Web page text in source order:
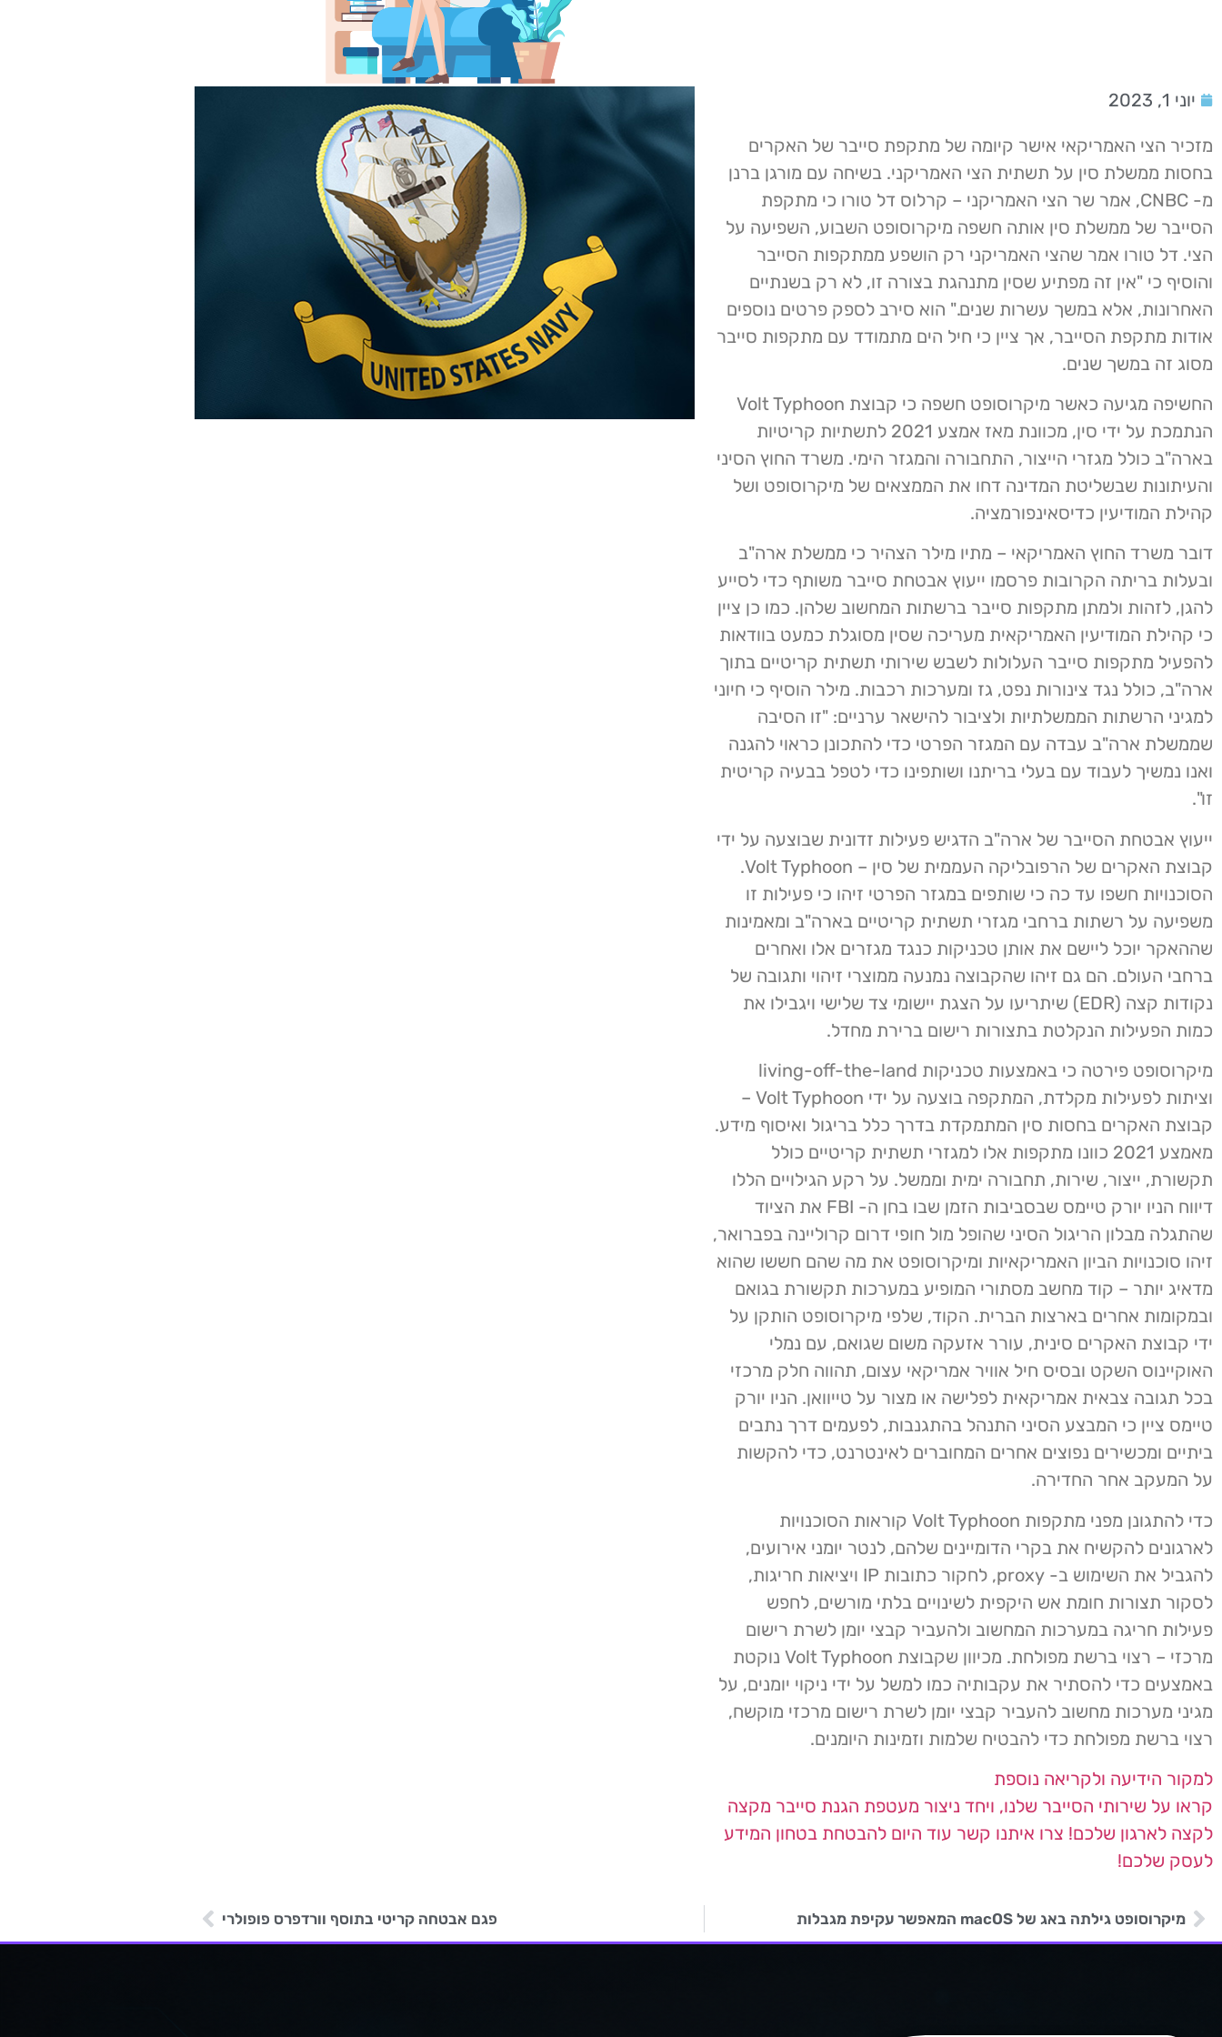
יוני 1, 2023
מזכיר הצי האמריקאי אישר קיומה של מתקפת סייבר של האקרים
בחסות ממשלת סין על תשתית הצי האמריקני. בשיחה עם מורגן ברנן
מ- CNBC, אמר שר הצי האמריקני – קרלוס דל טורו כי מתקפת
הסייבר של ממשלת סין אותה חשפה מיקרוסופט השבוע, השפיעה על
הצי. דל טורו אמר שהצי האמריקני רק הושפע ממתקפות הסייבר
והוסיף כי "אין זה מפתיע שסין מתנהגת בצורה זו, לא רק בשנתיים
האחרונות, אלא במשך עשרות שנים." הוא סירב לספק פרטים נוספים
אודות מתקפת הסייבר, אך ציין כי חיל הים מתמודד עם מתקפות סייבר
מסוג זה במשך שנים.
החשיפה מגיעה כאשר מיקרוסופט חשפה כי קבוצת Volt Typhoon
הנתמכת על ידי סין, מכוונת מאז אמצע 2021 לתשתיות קריטיות
בארה"ב כולל מגזרי הייצור, התחבורה והמגזר הימי. משרד החוץ הסיני
והעיתונות שבשליטת המדינה דחו את הממצאים של מיקרוסופט ושל
קהילת המודיעין כדיסאינפורמציה.
דובר משרד החוץ האמריקאי – מתיו מילר הצהיר כי ממשלת ארה"ב
ובעלות בריתה הקרובות פרסמו ייעוץ אבטחת סייבר משותף כדי לסייע
להגן, לזהות ולמתן מתקפות סייבר ברשתות המחשוב שלהן. כמו כן ציין
כי קהילת המודיעין האמריקאית מעריכה שסין מסוגלת כמעט בוודאות
להפעיל מתקפות סייבר העלולות לשבש שירותי תשתית קריטיים בתוך
ארה"ב, כולל נגד צינורות נפט, גז ומערכות רכבות. מילר הוסיף כי חיוני
למגיני הרשתות הממשלתיות ולציבור להישאר ערניים: "זו הסיבה
שממשלת ארה"ב עבדה עם המגזר הפרטי כדי להתכונן כראוי להגנה
ואנו נמשיך לעבוד עם בעלי בריתנו ושותפינו כדי לטפל בבעיה קריטית
זו".
ייעוץ אבטחת הסייבר של ארה"ב הדגיש פעילות זדונית שבוצעה על ידי
קבוצת האקרים של הרפובליקה העממית של סין – Volt Typhoon.
הסוכנויות חשפו עד כה כי שותפים במגזר הפרטי זיהו כי פעילות זו
משפיעה על רשתות ברחבי מגזרי תשתית קריטיים בארה"ב ומאמינות
שההאקר יוכל ליישם את אותן טכניקות כנגד מגזרים אלו ואחרים
ברחבי העולם. הם גם זיהו שהקבוצה נמנעה ממוצרי זיהוי ותגובה של
נקודות קצה (EDR) שיתריעו על הצגת יישומי צד שלישי ויגבילו את
כמות הפעילות הנקלטת בתצורות רישום ברירת מחדל.
מיקרוסופט פירטה כי באמצעות טכניקות living-off-the-land
וציתות לפעילות מקלדת, המתקפה בוצעה על ידי Volt Typhoon –
קבוצת האקרים בחסות סין המתמקדת בדרך כלל בריגול ואיסוף מידע.
מאמצע 2021 כוונו מתקפות אלו למגזרי תשתית קריטיים כולל
תקשורת, ייצור, שירות, תחבורה ימית וממשל. על רקע הגילויים הללו
דיווח הניו יורק טיימס שבסביבות הזמן שבו בחן ה- FBI את הציוד
שהתגלה מבלון הריגול הסיני שהופל מול חופי דרום קרוליינה בפברואר,
זיהו סוכנויות הביון האמריקאיות ומיקרוסופט את מה שהם חששו שהוא
מדאיג יותר – קוד מחשב מסתורי המופיע במערכות תקשורת בגואם
ובמקומות אחרים בארצות הברית. הקוד, שלפי מיקרוסופט הותקן על
ידי קבוצת האקרים סינית, עורר אזעקה משום שגואם, עם נמלי
האוקיינוס השקט ובסיס חיל אוויר אמריקאי עצום, תהווה חלק מרכזי
בכל תגובה צבאית אמריקאית לפלישה או מצור על טייוואן. הניו יורק
טיימס ציין כי המבצע הסיני התנהל בהתגנבות, לפעמים דרך נתבים
ביתיים ומכשירים נפוצים אחרים המחוברים לאינטרנט, כדי להקשות
על המעקב אחר החדירה.
כדי להתגונן מפני מתקפות Volt Typhoon קוראות הסוכנויות
לארגונים להקשיח את בקרי הדומיינים שלהם, לנטר יומני אירועים,
להגביל את השימוש ב- proxy, לחקור כתובות IP ויציאות חריגות,
לסקור תצורות חומת אש היקפית לשינויים בלתי מורשים, לחפש
פעילות חריגה במערכות המחשוב ולהעביר קבצי יומן לשרת רישום
מרכזי – רצוי ברשת מפולחת. מכיוון שקבוצת Volt Typhoon נוקטת
באמצעים כדי להסתיר את עקבותיה כמו למשל על ידי ניקוי יומנים, על
מגיני מערכות מחשוב להעביר קבצי יומן לשרת רישום מרכזי מוקשח,
רצוי ברשת מפולחת כדי להבטיח שלמות וזמינות היומנים.
למקור הידיעה ולקריאה נוספת
קראו על שירותי הסייבר שלנו, ויחד ניצור מעטפת הגנת סייבר מקצה
לקצה לארגון שלכם! צרו איתנו קשר עוד היום להבטחת בטחון המידע
לעסק שלכם!
מיקרוסופט גילתה באג של macOS המאפשר עקיפת מגבלות פגם אבטחה קריטי בתוסף וורדפרס פופולרי